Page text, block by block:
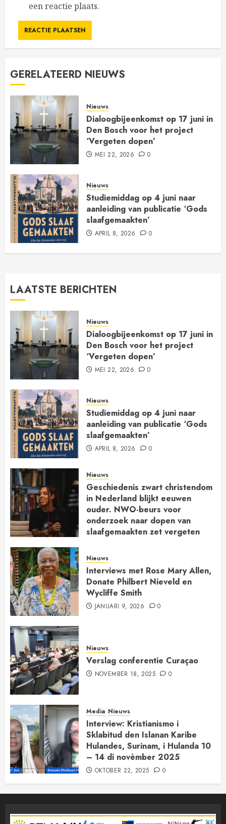
een reactie plaats.
GERELATEERD NIEUWS
Nieuws
Dialoogbijeenkomst op 17 juni in
Den Bosch voor het project
‘Vergeten dopen’
MEI 22, 2026 0
Nieuws
Studiemiddag op 4 juni naar
aanleiding van publicatie ‘Gods
slaafgemaakten’
APRIL 8, 2026 0
LAATSTE BERICHTEN
Nieuws
Dialoogbijeenkomst op 17 juni in
Den Bosch voor het project
‘Vergeten dopen’
MEI 22, 2026 0
Nieuws
Studiemiddag op 4 juni naar
aanleiding van publicatie ‘Gods
slaafgemaakten’
APRIL 8, 2026 0
Nieuws
Geschiedenis zwart christendom
in Nederland blijkt eeuwen
ouder. NWO-beurs voor
onderzoek naar dopen van
slaafgemaakten zet vergeten
JANUARI 30, 2026
Nieuws
Interviews met Rose Mary Allen,
Donate Philbert Nieveld en
Wycliffe Smith
JANUARI 9, 2026 0
Nieuws
Verslag conferentie Curaçao
NOVEMBER 18, 2025 0
Media Nieuws
Interview: Kristianismo i
Sklabitud den Islanan Karibe
Hulandes, Surinam, i Hulanda 10
– 14 di novèmber 2025
OKTOBER 22, 2025 0